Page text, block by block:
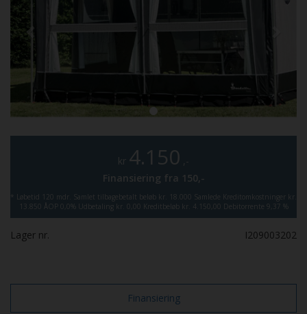
kr 4.150 ,-
Finansiering fra 150,-
* Løbetid 120 mdr. Samlet tilbagebetalt beløb kr. 18.000
Samlede Kreditomkostninger kr.
13.850
ÅOP 0,0% Udbetaling kr. 0,00 Kreditbeløb kr. 4.150,00 Debitorrente 9,37 %
Lager nr. I209003202
Finansiering